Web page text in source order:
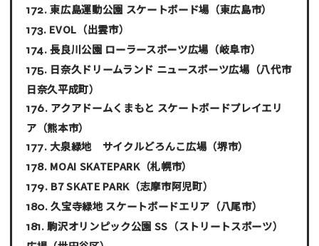
東広島運動公園 スケートボード場 （東広島市）
EVOL （出雲市）
長良川公園 ローラースポーツ広場 （岐阜市）
日奈久ドリームランド ニュースポーツ広場 （八代市
日奈久平成町）
アクアドームくまもと スケートボードプレイエリ
ア （熊本市）
大泉緑地 サイクルどろんこ広場 （堺市）
MOAI SKATEPARK（札幌市）
B7 SKATE PARK （志摩市阿児町）
久宝寺緑地 スケートボードエリア （八尾市）
駒沢オリンピック公園 SS（ストリートスポーツ）